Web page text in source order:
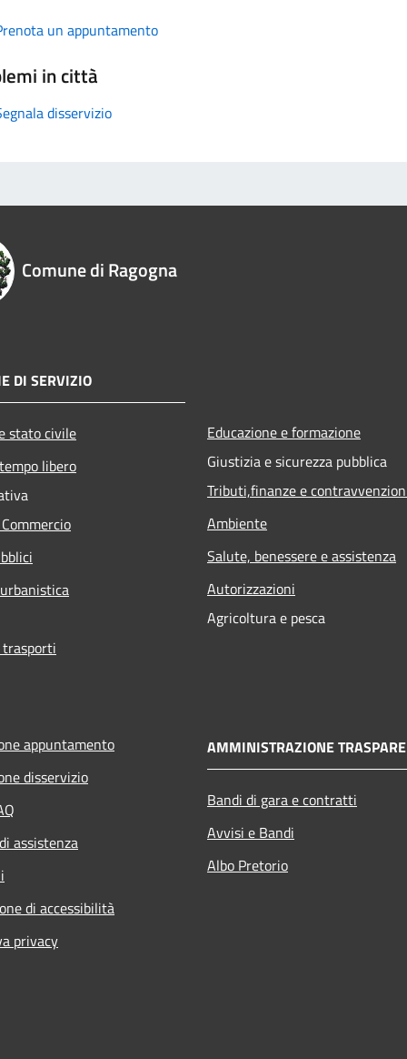
un appuntamento
in città
disservizio
Comune di Ragogna
DI SERVIZIO
stato civile
libero
Educazione e formazione
Giustizia e sicurezza pubblica
Tributi,finanze e
Ambiente
Salute, benessere e assistenza
Autorizzazioni
Agricoltura e pesca
appuntamento
disservizio
assistenza
di accessibilità
privacy
AMMINISTRAZIONE
Bandi di gara e contratti
Avvisi e Bandi
Albo Pretorio